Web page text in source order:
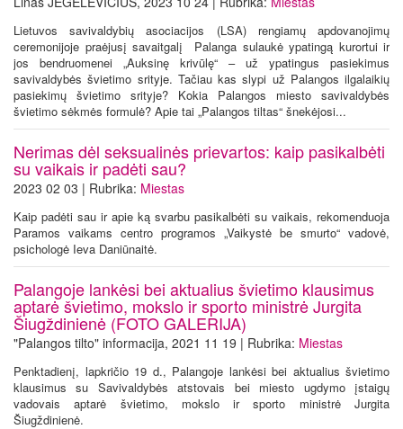
Lietuvos savivaldybių asociacijos (LSA) rengiamų apdovanojimų
ceremonijoje praėjusį savaitgalį Palanga sulaukė ypatingą kurortui ir
jos bendruomenei „Auksinę krivūlę“ – už ypatingus pasiekimus
savivaldybės švietimo srityje. Tačiau kas slypi už Palangos ilgalaikių
pasiekimų švietimo srityje? Kokia Palangos miesto savivaldybės
švietimo sėkmės formulė? Apie tai „Palangos tiltas“ šnekėjosi...
Nerimas dėl seksualinės prievartos: kaip pasikalbėti
su vaikais ir padėti sau?
2023 02 03 | Rubrika: Miestas
Kaip padėti sau ir apie ką svarbu pasikalbėti su vaikais, rekomenduoja
Paramos vaikams centro programos „Vaikystė be smurto“ vadovė,
psichologė Ieva Daniūnaitė.
Palangoje lankėsi bei aktualius švietimo klausimus
aptarė švietimo, mokslo ir sporto ministrė Jurgita
Šiugždinienė (FOTO GALERIJA)
"Palangos tilto" informacija, 2021 11 19 | Rubrika: Miestas
Penktadienį, lapkričio 19 d., Palangoje lankėsi bei aktualius švietimo
klausimus su Savivaldybės atstovais bei miesto ugdymo įstaigų
vadovais aptarė švietimo, mokslo ir sporto ministrė Jurgita
Šiugždinienė.